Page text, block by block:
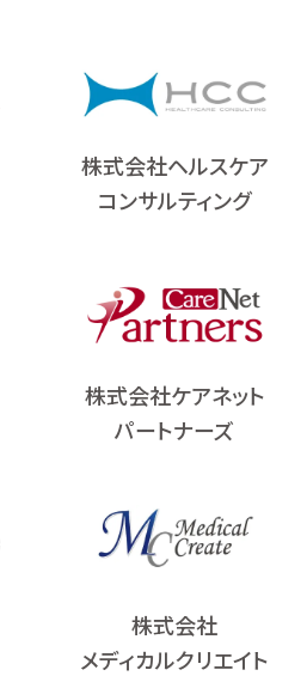
株式会社ヘルスケア
コンサルティング
株式会社ケアネット
パートナーズ
株式会社
メディカルクリエイト